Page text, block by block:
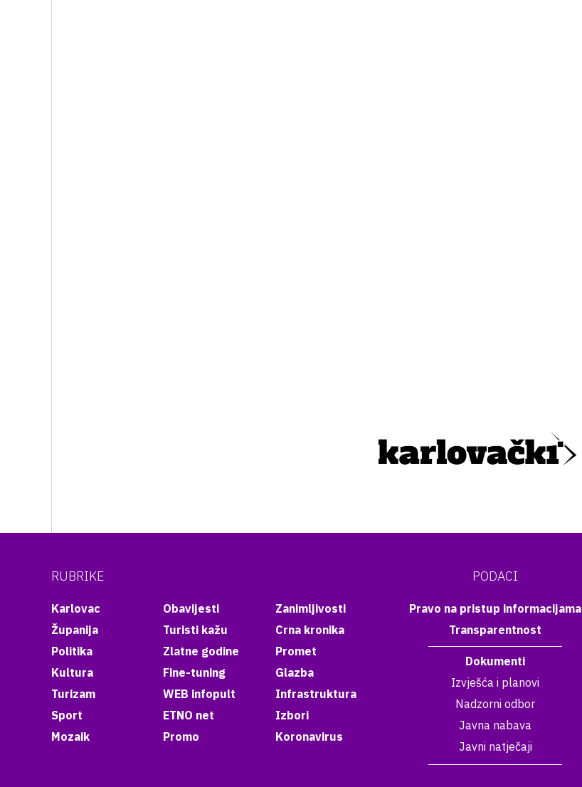
RUBRIKE
Karlovac
Županija
Politika
Kultura
Turizam
Sport
Mozaik
Obavijesti
Turisti kažu
Zlatne godine
Fine-tuning
WEB infopult
ETNO net
Promo
Zanimljivosti
Crna kronika
Promet
Glazba
Infrastruktura
Izbori
Koronavirus
PODACI
Pravo na pristup informacijama
Transparentnost
Dokumenti
Izvješća i planovi
Nadzorni odbor
Javna nabava
Javni natječaji